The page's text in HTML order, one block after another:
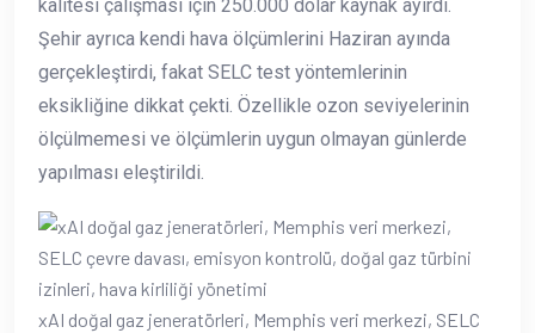
kalitesi çalışması için 250.000 dolar kaynak ayırdı.
Şehir ayrıca kendi hava ölçümlerini Haziran ayında
gerçekleştirdi, fakat SELC test yöntemlerinin
eksikliğine dikkat çekti. Özellikle ozon seviyelerinin
ölçülmemesi ve ölçümlerin uygun olmayan günlerde
yapılması eleştirildi.
xAI doğal gaz jeneratörleri, Memphis veri merkezi, SELC